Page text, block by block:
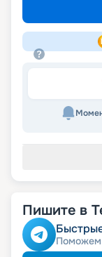
Пишите в
Поможем